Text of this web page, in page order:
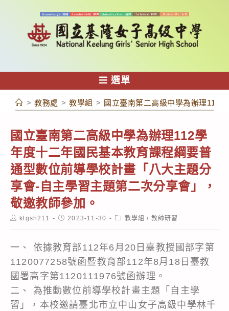
容
選單
> 教務處 > 教學組 > 國立臺南第二高級中學為辦理112
國立臺南第二高級中學為辦理112學
年度十二年國民基本教育課程綱要普
通型數位前導學校計畫「八大主題分
享會-自主學習主題第二次分享會」，
敬邀教師參加。
Postklgsh211
Post2023-11-30
Post教學組 / 教師研習
一、 依據教育部112年6月20日臺教授國部字第
1120077258號函暨教育部112年8月18日臺教
國署高字第1120111976號函辦理。
二、 為推動數位前導學校計畫主題「自主學
習」，本校邀請臺北市立中山女子高級中學林千